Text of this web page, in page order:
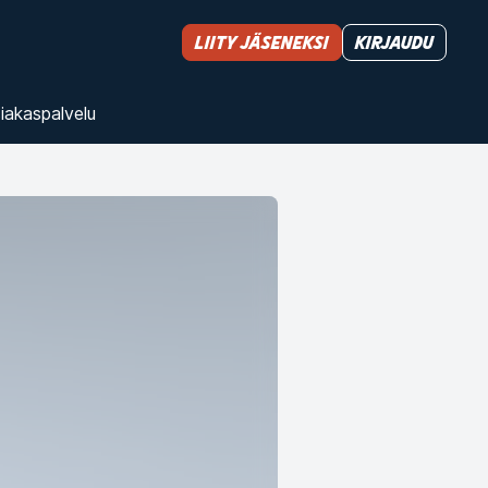
Liity jäseneksi Kirjaudu